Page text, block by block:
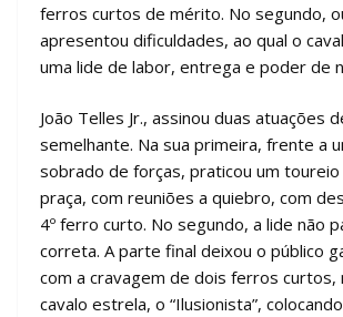
ferros curtos de mérito. No segundo,
apresentou dificuldades, ao qual o
uma lide de labor, entrega e poder de
João Telles Jr., assinou duas atuações
semelhante. Na sua primeira, frente a
sobrado de forças, praticou um toureio
praça, com reuniões a quiebro, com
4º ferro curto. No segundo, a lide não
correta. A parte final deixou o público
com a cravagem de dois ferros curtos,
cavalo estrela, o “Ilusionista”,